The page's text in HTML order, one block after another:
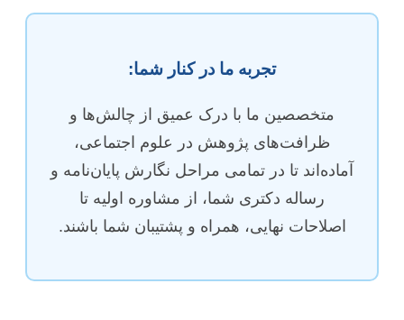
تجربه ما در کنار شما:
متخصصین ما با درک عمیق از چالش‌ها و
ظرافت‌های پژوهش در علوم اجتماعی،
آماده‌اند تا در تمامی مراحل نگارش پایان‌نامه و
رساله دکتری شما، از مشاوره اولیه تا
اصلاحات نهایی، همراه و پشتیبان شما باشند.